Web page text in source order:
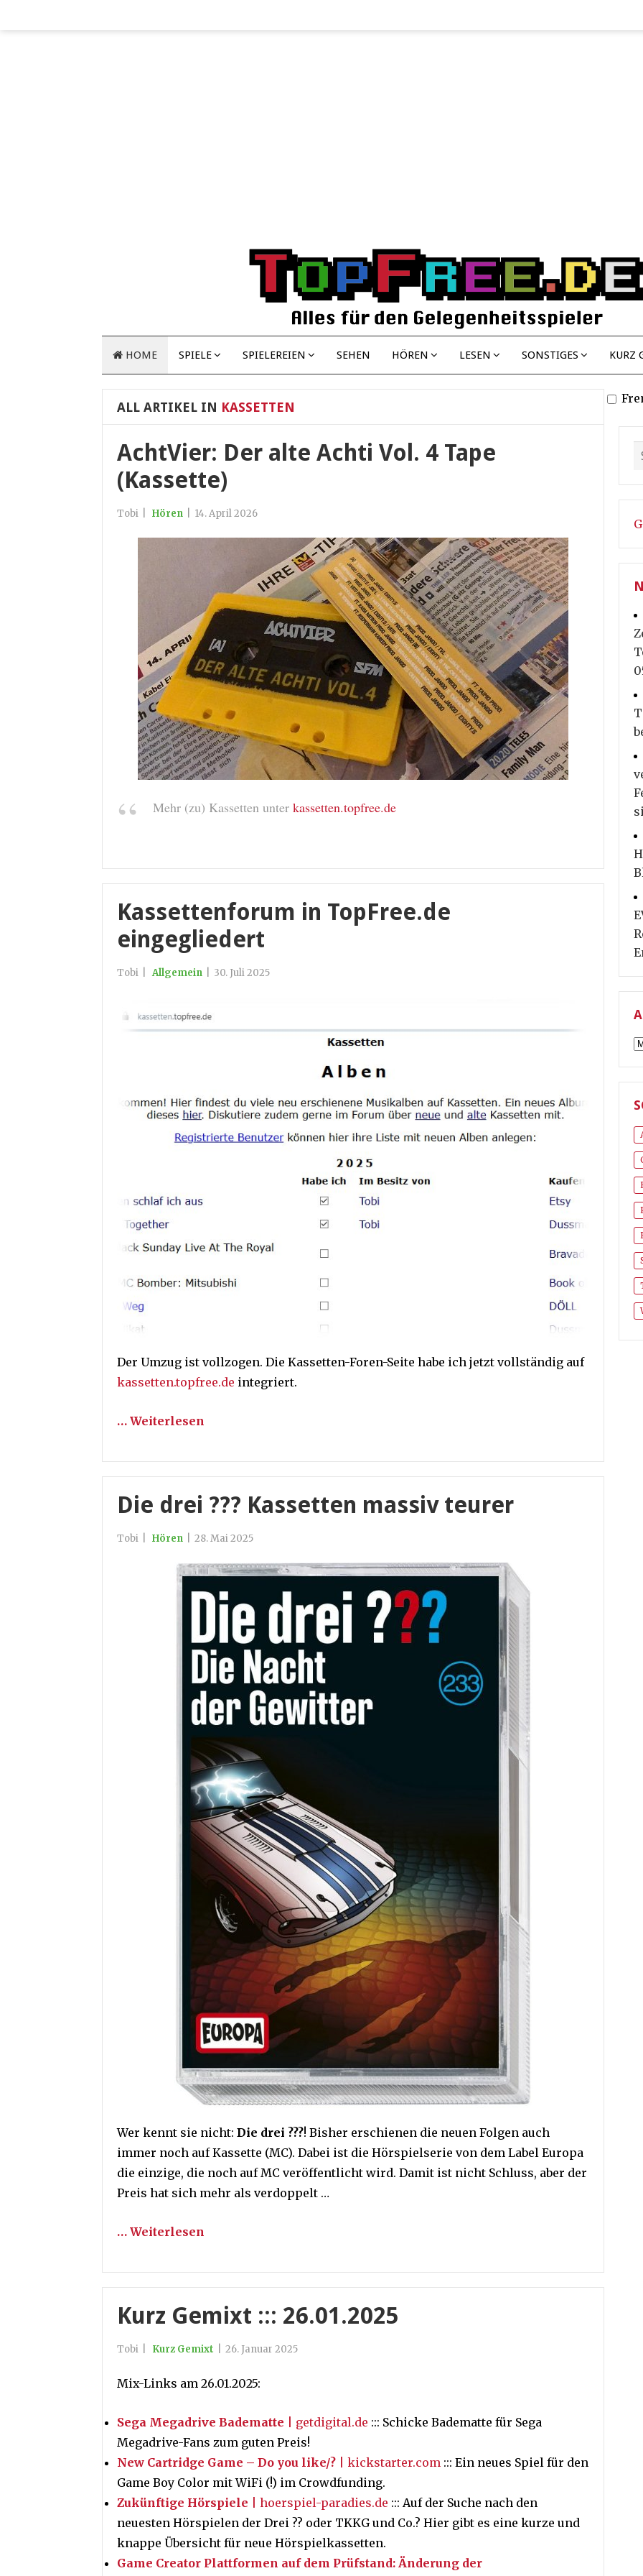
HOME SPIELE SPIELEREIEN SEHEN HÖREN LESEN SONSTIGES KURZ
ALL ARTIKEL IN KASSETTEN
AchtVier: Der alte Achti Vol. 4 Tape
(Kassette)
Tobi Hören 14. April 2026
Mehr (zu) Kassetten unter kassetten.topfree.de
Kassettenforum in TopFree.de
eingegliedert
Tobi Allgemein 30. Juli 2025
Der Umzug ist vollzogen. Die Kassetten-Foren-Seite habe ich jetzt vollständig auf
kassetten.topfree.de integriert.
… Weiterlesen
Die drei ??? Kassetten massiv teurer
Tobi Hören 28. Mai 2025
Wer kennt sie nicht: Die drei ???! Bisher erschienen die neuen Folgen auch
immer noch auf Kassette (MC). Dabei ist die Hörspielserie von dem Label Europa
die einzige, die noch auf MC veröffentlicht wird. Damit ist nicht Schluss, aber der
Preis hat sich mehr als verdoppelt …
… Weiterlesen
Kurz Gemixt ::: 26.01.2025
Tobi Kurz Gemixt 26. Januar 2025
Mix-Links am 26.01.2025:
Sega Megadrive Badematte | getdigital.de ::: Schicke Badematte für Sega
Megadrive-Fans zum guten Preis!
New Cartridge Game – Do you like/? | kickstarter.com ::: Ein neues Spiel für den
Game Boy Color mit WiFi (!) im Crowdfunding.
Zukünftige Hörspiele | hoerspiel-paradies.de ::: Auf der Suche nach den
neuesten Hörspielen der Drei ?? oder TKKG und Co.? Hier gibt es eine kurze und
knappe Übersicht für neue Hörspielkassetten.
Game Creator Plattformen auf dem Prüfstand: Änderung der